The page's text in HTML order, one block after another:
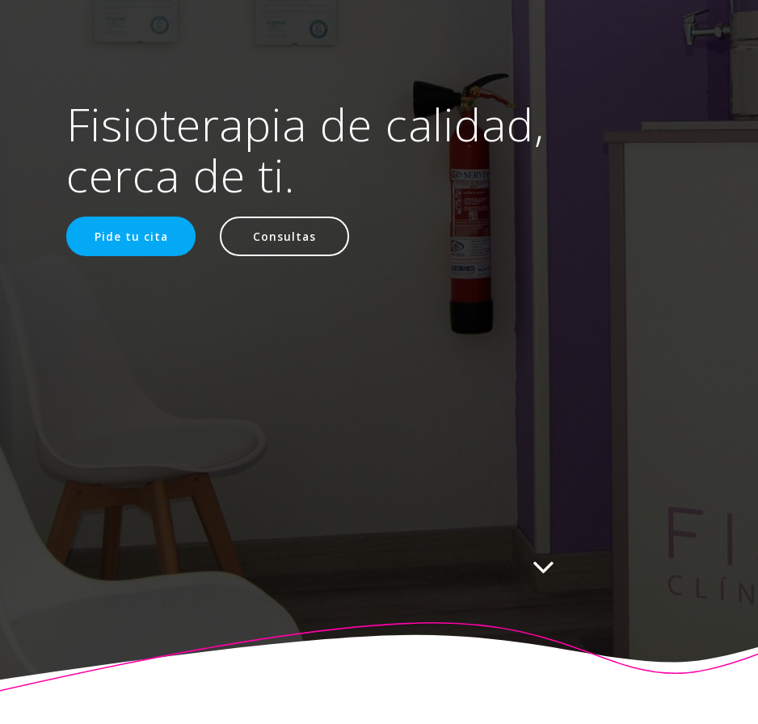
Fisioterapia de calidad,
cerca de ti.
Pide tu cita Consultas
© 2026 Fisioalcón. Construido utilizando WordPress y elHighlight Theme